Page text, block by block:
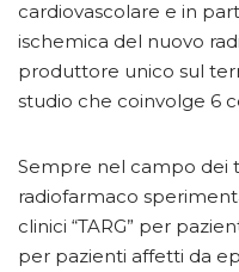
cardiovascolare e in
ischemica del nuovo
produttore unico sul
studio che coinvolge 6
Sempre nel campo dei
radiofarmaco
clinici “TARG” per
per pazienti affetti da